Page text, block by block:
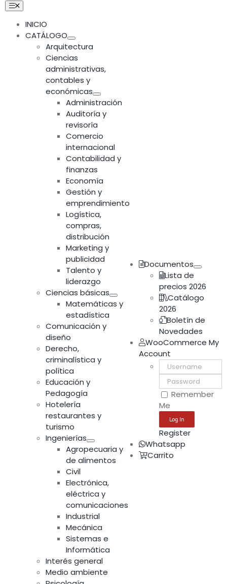
Skip
content
Toggle
Navigation
INICIO
CATÁLOGO
Arquitectura
Ciencias
administrativas,
contables y
económicas
Administración
Auditoría y
revisoría
Comercio
internacional
Contabilidad y
finanzas
Economía
Gestión y
emprendimiento
Logística,
compras,
distribución
Marketing y
publicidad
Talento y
liderazgo
Ciencias básicas
Matemáticas y
estadística
Comunicación y
diseño
Derecho,
criminalística y
política
Educación y
Pedagogía
Hotelería
restaurantes y
turismo
Ingenierías
Agropecuaria y
de alimentos
Civil
Electrónica,
eléctrica y
comunicaciones
Industrial
Mecánica
Sistemas e
Informática
Interés general
Medio ambiente
Documentos
Lista de
precios 2026
Catálogo
2026
Boletín de
Novedades
WooCommerce My
Account
Username:
Password:
Remember
Me
Register
Whatsapp
Carrito